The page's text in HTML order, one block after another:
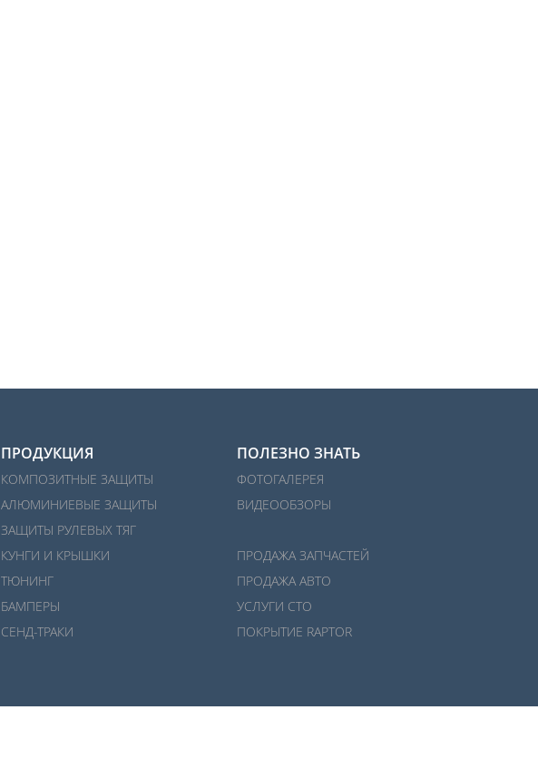
ПРОДУКЦИЯ
КОМПОЗИТНЫЕ ЗАЩИТЫ
АЛЮМИНИЕВЫЕ ЗАЩИТЫ
ЗАЩИТЫ РУЛЕВЫХ ТЯГ
КУНГИ И КРЫШКИ
ТЮНИНГ
БАМПЕРЫ
СЕНД-ТРАКИ
ПОЛЕЗНО ЗНАТЬ
ФОТОГАЛЕРЕЯ
ВИДЕООБЗОРЫ
ПРОДАЖА ЗАПЧАСТЕЙ
ПРОДАЖА АВТО
УСЛУГИ СТО
ПОКРЫТИЕ RAPTOR